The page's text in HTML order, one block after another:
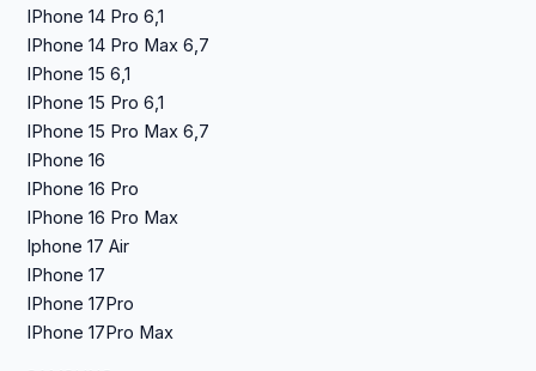
IPhone 14 Pro 6,1
IPhone 14 Pro Max 6,7
IPhone 15 6,1
IPhone 15 Pro 6,1
IPhone 15 Pro Max 6,7
IPhone 16
IPhone 16 Pro
IPhone 16 Pro Max
Iphone 17 Air
IPhone 17
IPhone 17Pro
IPhone 17Pro Max